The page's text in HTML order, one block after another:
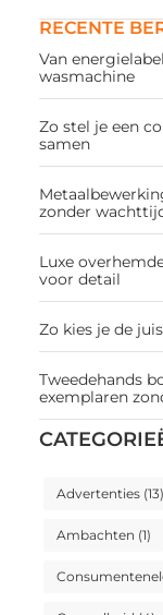
RECENTE
Van
wasmachine
Zo stel je een
samen
zonder
Luxe
voor detail
Zo kies je de
Tweedehands
exemplaren
Advertenties(13)
Ambachten (1)